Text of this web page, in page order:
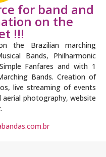
for band and
on the
!!!
the Brazilian marching
Bands, Philharmonic
Fanfares and with 1
Bands. Creation of
live streaming of events
photography, website